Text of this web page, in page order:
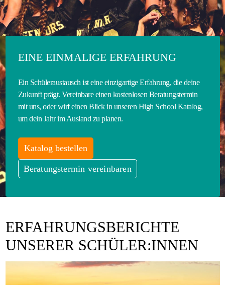
EINE EINMALIGE ERFAHRUNG
Ein Schüleraustausch ist eine einzigartige Erfahrung, die deine
Zukunft prägt. Vereinbare einen kostenlosen Beratungstermin
mit uns, oder wirf einen Blick in unseren High School Katalog,
um dein Jahr im Ausland zu planen.
Katalog bestellen
Beratungstermin vereinbaren
ERFAHRUNGSBERICHTE
UNSERER SCHÜLER:INNEN